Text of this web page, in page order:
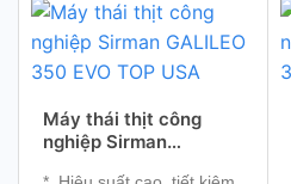
tiện
*. Độ bền cao
Máy thái thịt công
nghiệp Sirman